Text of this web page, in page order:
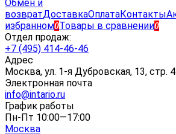
Обмен и
возвратДоставкаОплатаКонтакты
избранном0Товары в сравнении0
Отдел продаж:
+7 (495) 414-46-46
Адрес
Москва, ул. 1-я Дубровская, 13, стр. 4
Электронная почта
info@intario.ru
График работы
Пн-Пт 10:00—17:00
Москва